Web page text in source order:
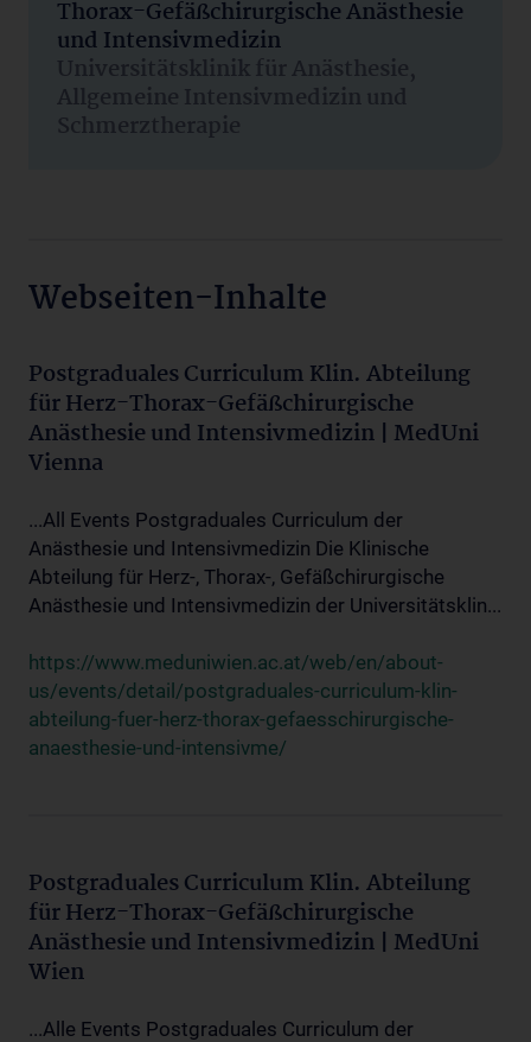
Thorax-Gefäßchirurgische Anästhesie
und Intensivmedizin
Universitätsklinik für Anästhesie,
Allgemeine Intensivmedizin und
Schmerztherapie
Webseiten-Inhalte
Postgraduales Curriculum Klin. Abteilung
für Herz-Thorax-Gefäßchirurgische
Anästhesie und Intensivmedizin | MedUni
Vienna
...All Events Postgraduales Curriculum der
Anästhesie und Intensivmedizin Die Klinische
Abteilung für Herz-, Thorax-, Gefäßchirurgische
Anästhesie und Intensivmedizin der Universitätsklin...
https://www.meduniwien.ac.at/web/en/about-
us/events/detail/postgraduales-curriculum-klin-
abteilung-fuer-herz-thorax-gefaesschirurgische-
anaesthesie-und-intensivme/
Postgraduales Curriculum Klin. Abteilung
für Herz-Thorax-Gefäßchirurgische
Anästhesie und Intensivmedizin | MedUni
Wien
...Alle Events Postgraduales Curriculum der